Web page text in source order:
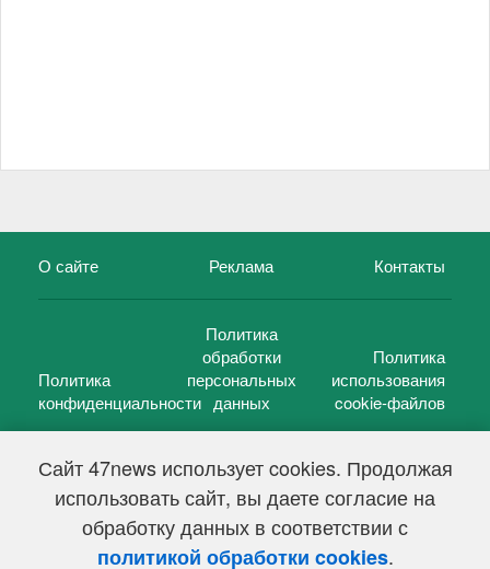
Сайт 47news использует cookies. Продолжая
использовать сайт, вы даете согласие на
обработку данных в соответствии с
политикой обработки cookies.
О сайте Реклама Контакты
Политика
конфиденциальности
Политика
обработки
персональных
данных
Политика
использования
cookie-файлов
47 новостей (47 news)2005 — 2026 г.
Свидетельство о регистрации СМИ Эл № ФС 77-39848, выдано
Федеральной службой по надзору в сфере связи,